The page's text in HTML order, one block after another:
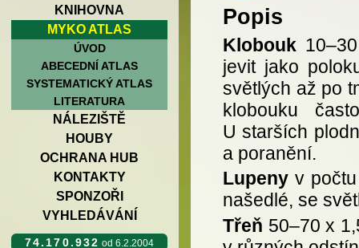
KNIHOVNA
MYKO ATLAS
ÚVOD
ABECEDNÍ ATLAS
SYSTEMATICKÝ ATLAS
LITERATURA
NÁLEZIŠTĚ
HOUBY
OCHRANA HUB
KONTAKTY
SPONZOŘI
VYHLEDÁVÁNÍ
74.170.932 od 6.2.2004
Popis
Klobouk
jevit jako
světlých až po
klobouku
U starších
a poranění.
Lupeny v
našedlé, se
Třeň 50–70 x